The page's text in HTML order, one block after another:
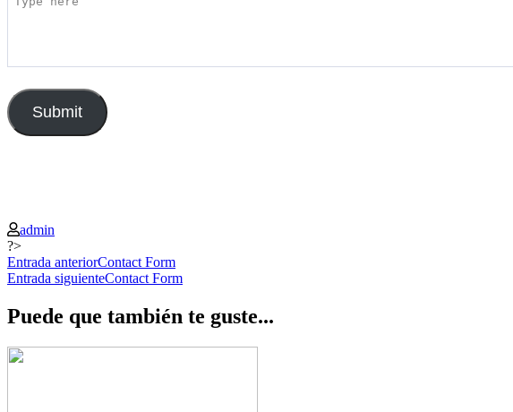
Submit
admin
?>
Navegación
de
las
Entrada anteriorContact Form
Entrada siguienteContact Form
Puede que también te guste...